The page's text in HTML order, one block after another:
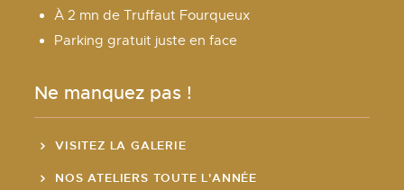
À 2 mn de Truffaut Fourqueux
Parking gratuit juste en face
Ne manquez pas !
VISITEZ LA GALERIE
NOS ATELIERS TOUTE L'ANNÉE